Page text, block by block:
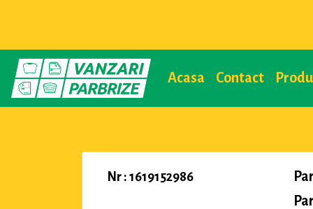
Acasa Contact
Nr : 1619152986